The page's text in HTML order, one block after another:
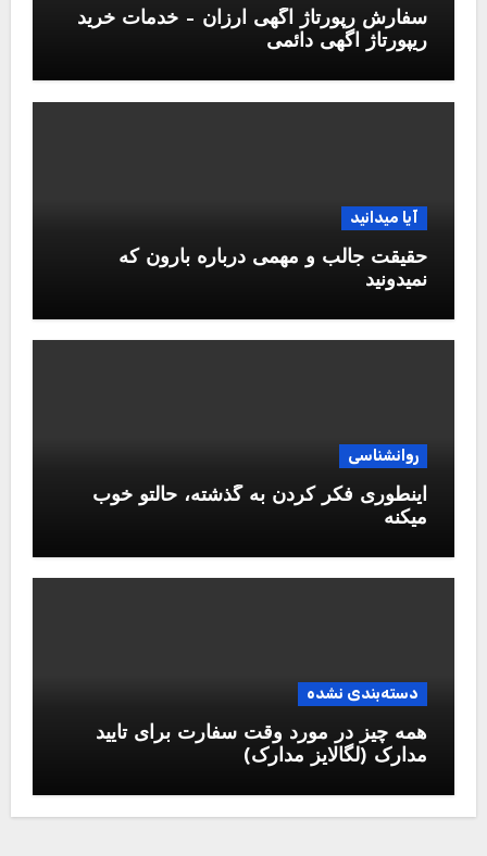
سفارش رپورتاژ آگهی ارزان – خدمات خرید
ریپورتاژ اگهی دائمی
آیا میدانید
حقیقت جالب و مهمی درباره بارون که
نمیدونید
روانشناسی
اینطوری فکر کردن به گذشته، حالتو خوب
میکنه
دسته‌بندی نشده
همه چیز در مورد وقت سفارت برای تایید
مدارک (لگالایز مدارک)